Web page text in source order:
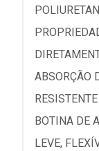
ABSORÇÃO
BOTINA DE
LEVE,